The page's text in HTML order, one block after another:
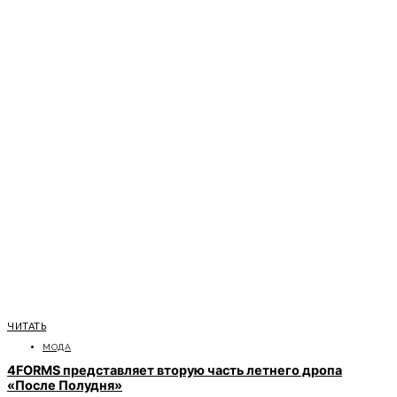
ЧИТАТЬ
МОДА
4FORMS представляет вторую часть летнего дропа
«После Полудня»